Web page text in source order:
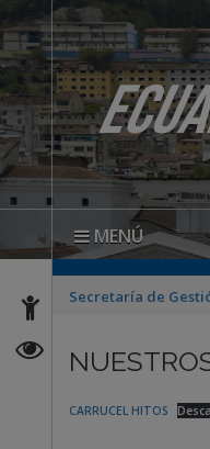
MENÚ
Secretaría de
CARRUCEL HITOS